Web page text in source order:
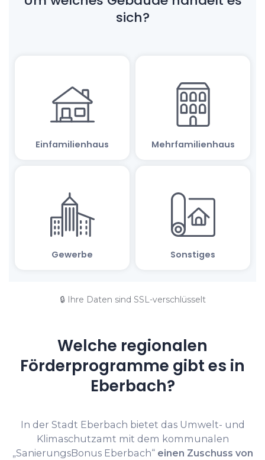
🔒 Ihre Daten sind SSL-verschlüsselt
Welche regionalen
Förderprogramme gibt es in
Eberbach?
In der Stadt Eberbach bietet das Umwelt- und
Klimaschutzamt mit dem kommunalen
„SanierungsBonus Eberbach“ einen Zuschuss von